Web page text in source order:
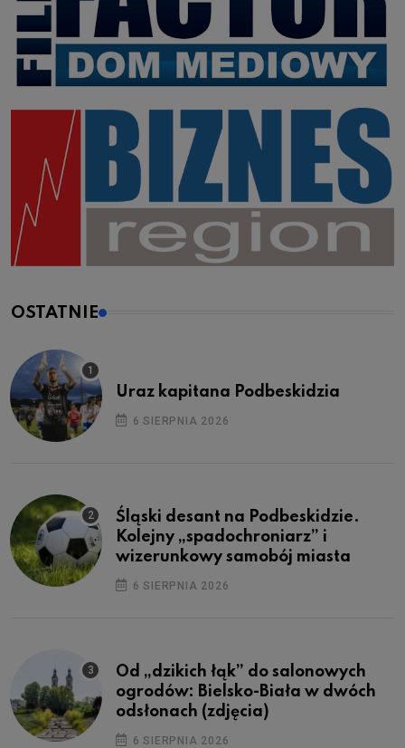
OSTATNIE
Uraz kapitana Podbeskidzia
6 SIERPNIA 2026
Śląski desant na Podbeskidzie.
Kolejny „spadochroniarz” i
wizerunkowy samobój miasta
6 SIERPNIA 2026
Od „dzikich łąk” do salonowych
ogrodów: Bielsko-Biała w dwóch
odsłonach (zdjęcia)
6 SIERPNIA 2026